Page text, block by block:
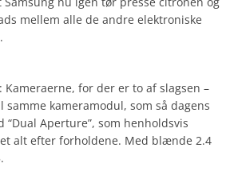
mellem alle de andre elektroniske
for der er to af slagsen –
kameramodul, som så dagens
“Dual Aperture”, som henholdsvis
alt efter forholdene. Med blænde 2.4